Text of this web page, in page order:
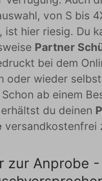
von S bis
ist hier riesig. Du
Partner
bei dem
oder wieder
ab einem
du deinen
versandkostenfrei
zur Anprobe -